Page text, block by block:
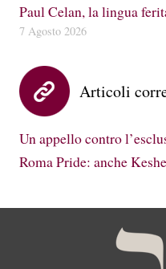
Paul Celan, la lingua
7 Agosto 2026
Articoli
Un appello contro
Roma Pride: anche